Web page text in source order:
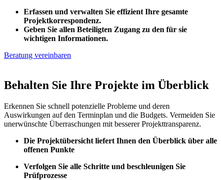
Erfassen und verwalten Sie effizient Ihre gesamte
Projektkorrespondenz.
Geben Sie allen Beteiligten Zugang zu den für sie
wichtigen Informationen.
Beratung vereinbaren
Behalten Sie Ihre Projekte im Überblick
Erkennen Sie schnell potenzielle Probleme und deren
Auswirkungen auf den Terminplan und die Budgets. Vermeiden Sie
unerwünschte Überraschungen mit besserer Projekttransparenz.
​Die Projektübersicht liefert Ihnen den Überblick über alle
offenen Punkte
​Verfolgen Sie alle Schritte und beschleunigen Sie
Prüfprozesse